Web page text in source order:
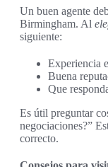
Un buen agente
Birmingham. Al
siguiente:
Experiencia
Buena
Que
Es útil preguntar
negociaciones?”
correcto.